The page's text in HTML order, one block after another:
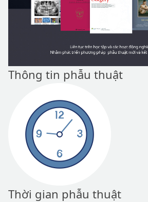
Thông tin phẫu thuật
Thời gian phẫu thuật